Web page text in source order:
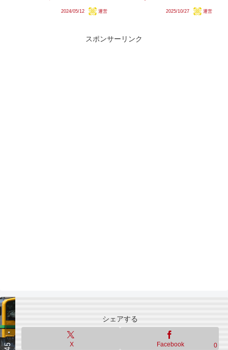
成を12本、2025年度は同線区に
17本導入する計画であるこ...
2024/05/12 運営
い、12月8日以降運行される「マ
ます。ここまで多...
2025/10/27 運営
スポンサーリンク
シェアする
X Facebook 0